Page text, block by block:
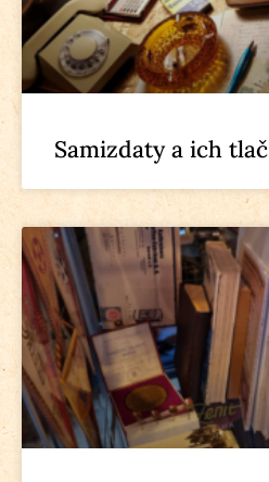
Samizdaty a ich tlač